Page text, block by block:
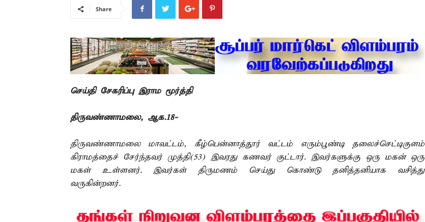
Share
செய்தி சேகரிப்பு இராம மூர்த்தி
திருவண்ணாமலை, ஆக.18-
திருவண்ணாமலை மாவட்டம், கீழ்பென்னாத்தூர் வட்டம் எரும்பூண்டி தலைச்செட்டிகுளம்
கிராமத்தைச் சேர்ந்தவர் முத்தி(53) இவரது கணவர் குட்டார். இவர்களுக்கு ஒரு மகன் ஒரு
மகள் உள்ளனர். இவர்கள் திருமணம் செய்து கொண்டு தனித்தனியாக வசித்து
வருகின்றனர்.